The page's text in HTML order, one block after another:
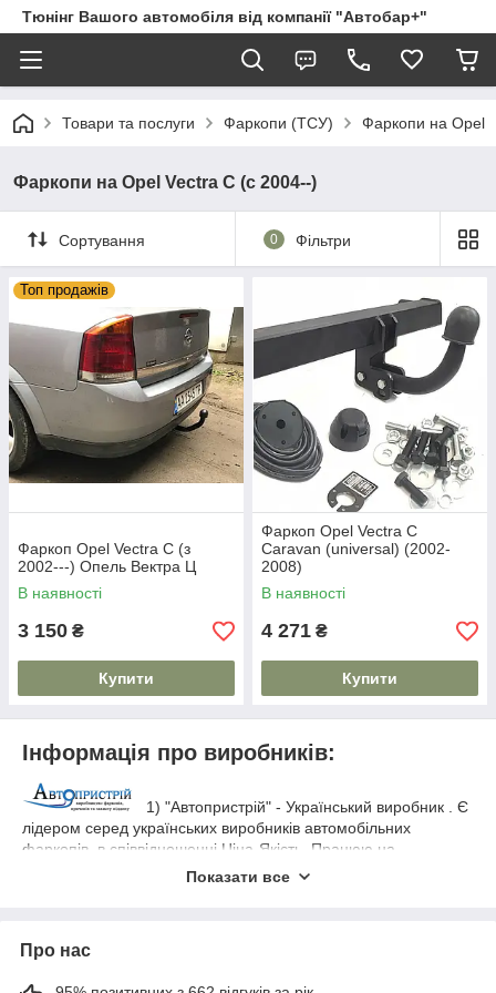
Тюнінг Вашого автомобіля від компанії "Автобар+"
Товари та послуги Фаркопи (ТСУ) Фаркопи на Opel
Фаркопи на Opel Vectra C (c 2004--)
Сортування 0 Фільтри
Топ продажів
Фаркоп Opel Vectra C (з
2002---) Опель Вектра Ц
В наявності
3 150 ₴
Купити
Фаркоп Opel Vectra C
Caravan (universal) (2002-
2008)
В наявності
4 271 ₴
Купити
Інформація про виробників:
1) "Автопристрій" - Український виробник . Є
лідером серед українських виробників автомобільних
фаркопів, в співвідношенні Ціна-Якість. Працюю на
сучасному обладнанні, яке відповідає всім Укр. і Євро -
виріб від небажаної корозії. Фаркопи варяться за
Показати все
Про нас